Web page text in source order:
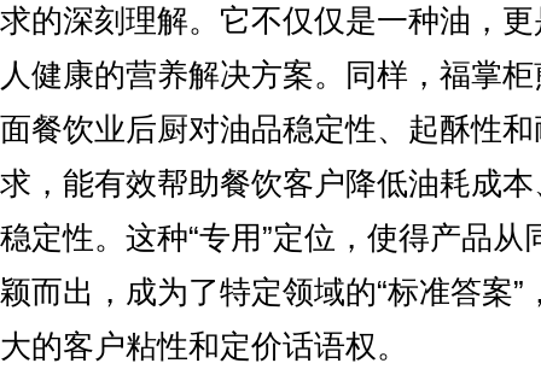
求的深刻理解。它不仅仅是一种油，
人健康的营养解决方案。同样，福掌
面餐饮业后厨对油品稳定性、起酥性
求，能有效帮助餐饮客户降低油耗成
稳定性。这种“专用”定位，使得产品从
颖而出，成为了特定领域的“标准答案”
大的客户粘性和定价话语权。